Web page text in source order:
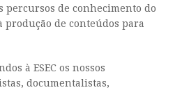
percursos de conhecimento do
produção de conteúdos para
à ESEC os nossos
documentalistas,